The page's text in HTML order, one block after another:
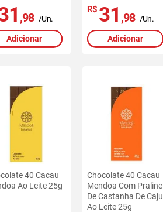
,98 /Un.
Adicionar
R$ 31 ,98 /Un.
Adicionar
40 Cacau
Ao Leite 25g
Chocolate 40 Cacau
Mendoa Com Praline
De Castanha De Caju
Ao Leite 25g